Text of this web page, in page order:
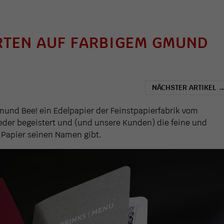
AUF FARBIGEM GMUND
NÄCHSTER ARTIKEL
Bee! ein Edelpapier der Feinstpapierfabrik vom
begeistert und (und unsere Kunden) die feine und
seinen Namen gibt.